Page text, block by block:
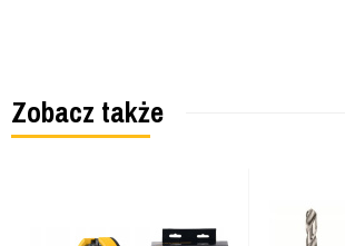
Zobacz także